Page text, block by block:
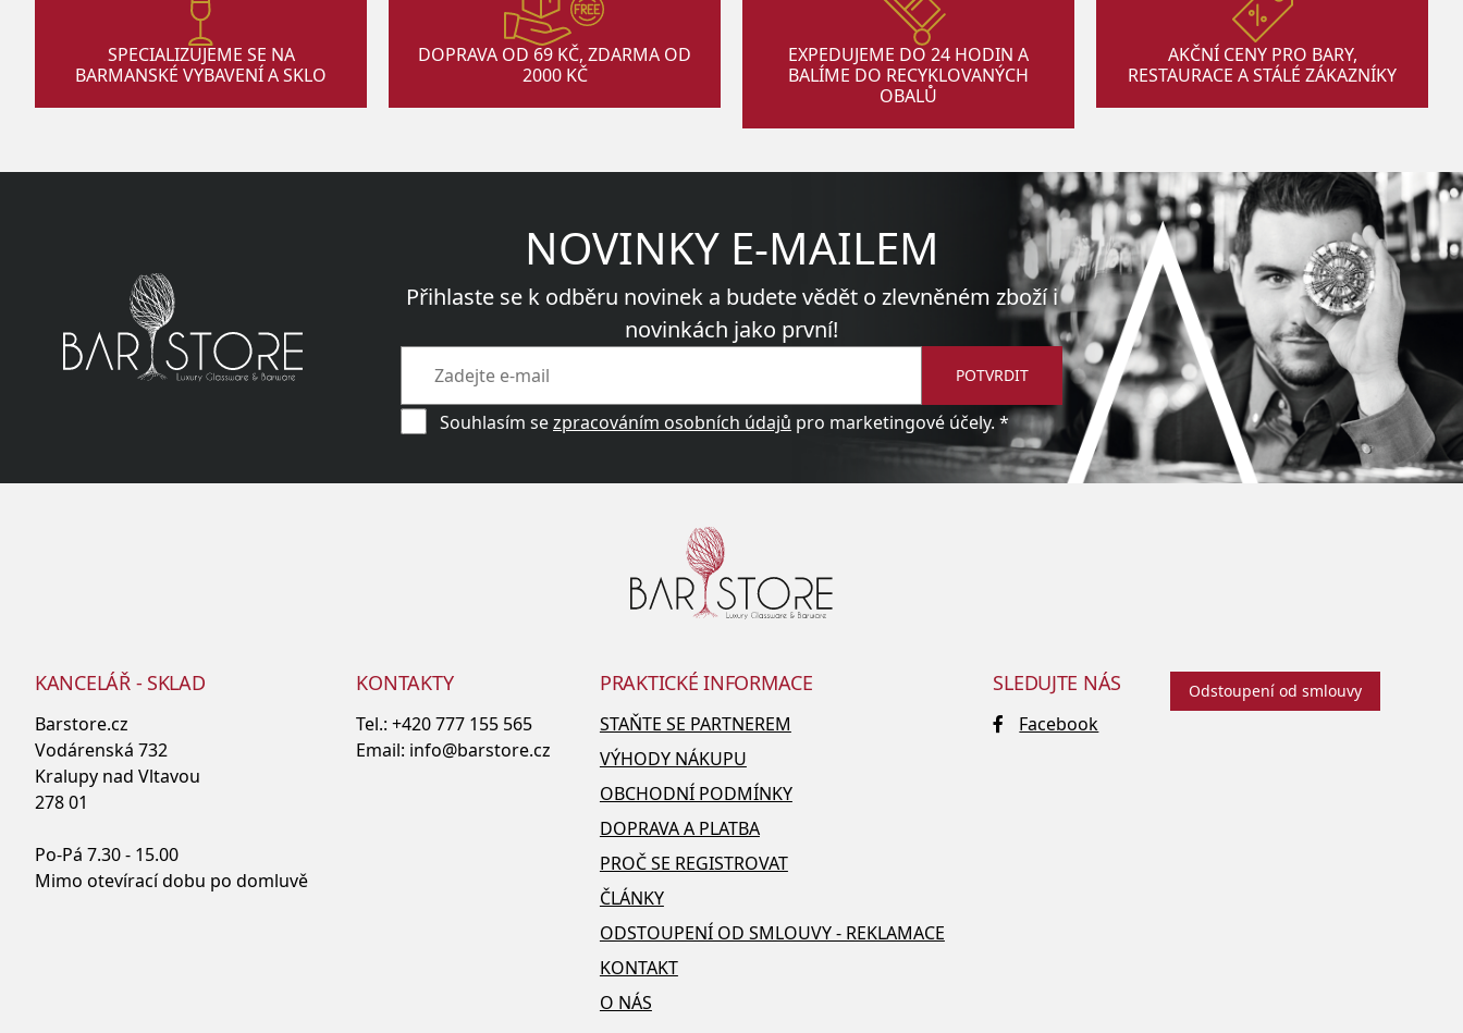
SPECIALIZUJEME SE NA
BARMANSKÉ VYBAVENÍ A SKLO
DOPRAVA OD 69 KČ, ZDARMA OD
2000 KČ
EXPEDUJEME DO 24 HODIN A
BALÍME DO RECYKLOVANÝCH
OBALŮ
AKČNÍ CENY PRO BARY,
RESTAURACE A STÁLÉ ZÁKAZNÍKY
NOVINKY E-MAILEM
Přihlaste se k odběru novinek a budete vědět o zlevněném zboží i
novinkách jako první!
POTVRDIT
Souhlasím sezpracováním osobních údajů pro marketingové účely. *
KANCELÁŘ - SKLAD
Barstore.cz
Vodárenská 732
Kralupy nad Vltavou
278 01
Po-Pá 7.30 - 15.00
Mimo otevírací dobu po domluvě
KONTAKTY
Tel.:+420 777 155 565
Email: info@barstore.cz
PRAKTICKÉ INFORMACE
STAŇTE SE PARTNEREM
VÝHODY NÁKUPU
OBCHODNÍ PODMÍNKY
DOPRAVA A PLATBA
PROČ SE REGISTROVAT
ČLÁNKY
ODSTOUPENÍ OD SMLOUVY - REKLAMACE
KONTAKT
O NÁS
SLEDUJTE NÁS
Facebook
Odstoupení od smlouvy